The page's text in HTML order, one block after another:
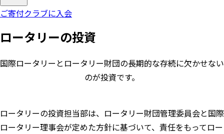
ご寄付クラブに入会
ロータリーの投資
国際ロータリーとロータリー財団の長期的な存続に欠かせない
のが投資です。
ロータリーの投資担当部は、ロータリー財団管理委員会と国際
ロータリー理事会が定めた方針に基づいて、責任をもってロー